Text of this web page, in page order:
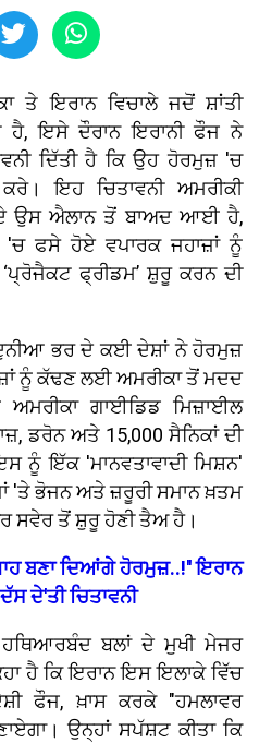
ਤੇ ਇਰਾਨ ਵਿਚਾਲੇ ਜਦੋਂ ਸ਼ਾਂਤੀ
ਹੈ, ਇਸੇ ਦੌਰਾਨ ਇਰਾਨੀ ਫੌਜ ਨੇ
ਦਿੱਤੀ ਹੈ ਕਿ ਉਹ ਹੋਰਮੁਜ਼ 'ਚ
ਇਹ ਚਿਤਾਵਨੀ ਅਮਰੀਕੀ
ਉਸ ਐਲਾਨ ਤੋਂ ਬਾਅਦ ਆਈ ਹੈ,
ਫਸੇ ਹੋਏ ਵਪਾਰਕ ਜਹਾਜ਼ਾਂ ਨੂੰ
ਫ੍ਰੀਡਮ’ ਸ਼ੁਰੂ ਕਰਨ ਦੀ
ਭਰ ਦੇ ਕਈ ਦੇਸ਼ਾਂ ਨੇ ਹੋਰਮੁਜ਼
ਨੂੰ ਕੱਢਣ ਲਈ ਅਮਰੀਕਾ ਤੋਂ ਮਦਦ
ਗਾਈਡਿਡ ਮਿਜ਼ਾਈਲ
ਡਰੋਨ ਅਤੇ 15,000 ਸੈਨਿਕਾਂ ਦੀ
ਨੂੰ ਇੱਕ 'ਮਾਨਵਤਾਵਾਦੀ ਮਿਸ਼ਨ'
'ਤੇ ਭੋਜਨ ਅਤੇ ਜ਼ਰੂਰੀ ਸਮਾਨ ਖ਼ਤਮ
ਸਵੇਰ ਤੋਂ ਸ਼ੁਰੂ ਹੋਣੀ ਤੈਅ ਹੈ।
ਬਣਾ ਦਿਆਂਗੇ ਹੋਰਮੁਜ਼..!'' ਇਰਾਨ
ਦੇ'ਤੀ ਚਿਤਾਵਨੀ
ਬਲਾਂ ਦੇ ਮੁਖੀ ਮੇਜਰ
ਹੈ ਕਿ ਇਰਾਨ ਇਸ ਇਲਾਕੇ ਵਿੱਚ
ਫੌਜ, ਖ਼ਾਸ ਕਰਕੇ "ਹਮਲਾਵਰ
ਉਨ੍ਹਾਂ ਸਪੱਸ਼ਟ ਕੀਤਾ ਕਿ